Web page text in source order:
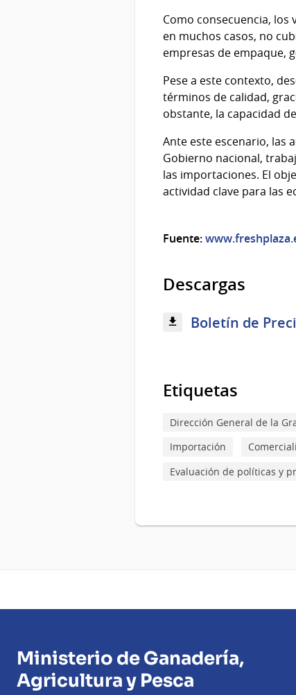
Como consecuencia, los
en muchos casos, no
empresas de empaque,
Pese a este contexto,
términos de calidad,
obstante, la capacidad
Ante este escenario, las
Gobierno nacional,
las importaciones. El
actividad clave para las
Fuente:
Descargas
Boletín de
Etiquetas
Dirección General de la
Importación
Evaluación de políticas y
Ministerio de Ganadería,
Agricultura y Pesca